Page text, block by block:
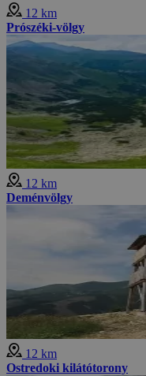
12 km
Prószéki-völgy
12 km
Deménvölgy
12 km
Ostredoki kilátótorony